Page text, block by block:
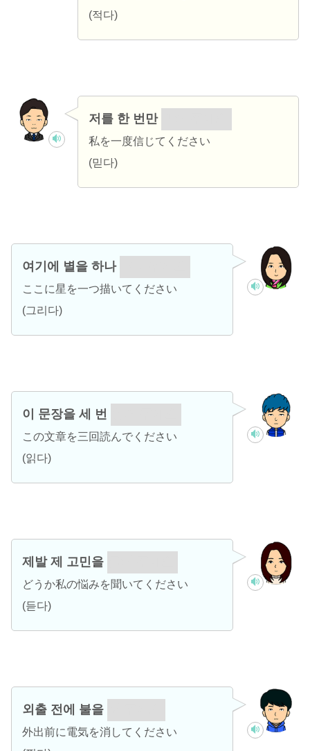
(적다)
저를 한 번만
私を一度信じてください
(믿다)
여기에 별을 하나
ここに星を一つ描いてください
(그리다)
이 문장을 세 번
この文章を三回読んでください
(읽다)
제발 제 고민을
どうか私の悩みを聞いてください
(듣다)
외출 전에 불을
外出前に電気を消してください